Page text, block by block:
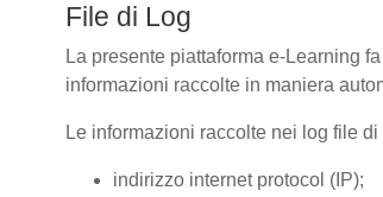
File di Log
La presente piattaforma e-Learning
informazioni raccolte in maniera
Le informazioni raccolte nei log file
indirizzo internet protocol (IP);